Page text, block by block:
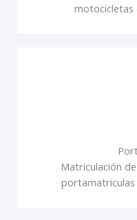
motocicletas
Matriculación